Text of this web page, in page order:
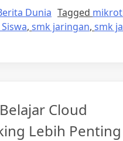
Dunia Tagged
, smk jaringan, smk
Cloud
Lebih Penting